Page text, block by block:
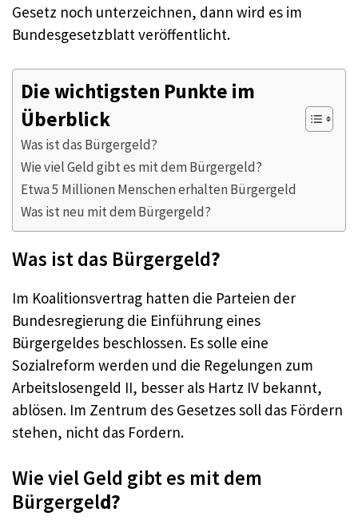
Gesetz noch unterzeichnen, dann wird es im
Bundesgesetzblatt veröffentlicht.
Die wichtigsten Punkte im
Überblick
Was ist das Bürgergeld?
Wie viel Geld gibt es mit dem Bürgergeld?
Etwa 5 Millionen Menschen erhalten Bürgergeld
Was ist neu mit dem Bürgergeld?
Was ist das Bürgergeld?
Im Koalitionsvertrag hatten die Parteien der
Bundesregierung die Einführung eines
Bürgergeldes beschlossen. Es solle eine
Sozialreform werden und die Regelungen zum
Arbeitslosengeld II, besser als Hartz IV bekannt,
ablösen. Im Zentrum des Gesetzes soll das Fördern
stehen, nicht das Fordern.
Wie viel Geld gibt es mit dem
Bürgergeld?